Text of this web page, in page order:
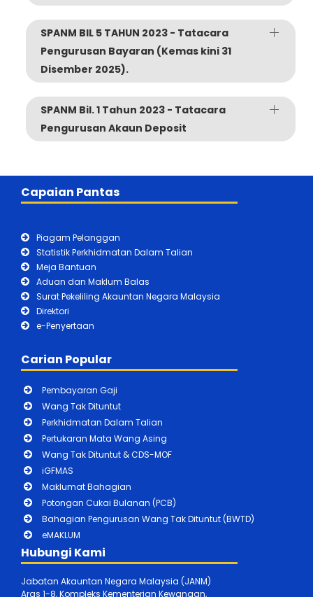
SPANM BIL 5 TAHUN 2023 - Tatacara
Pengurusan Bayaran (Kemas kini 31
Disember 2025).
SPANM Bil. 1 Tahun 2023 - Tatacara
Pengurusan Akaun Deposit
Capaian Pantas
Piagam Pelanggan
Statistik Perkhidmatan Dalam Talian
Meja Bantuan
Aduan dan Maklum Balas
Surat Pekeliling Akauntan Negara Malaysia
Direktori
e-Penyertaan
Carian Popular
Pembayaran Gaji
Wang Tak Dituntut
Perkhidmatan Dalam Talian
Pertukaran Mata Wang Asing
Wang Tak Dituntut & CDS-MOF
iGFMAS
Maklumat Bahagian
Potongan Cukai Bulanan (PCB)
Bahagian Pengurusan Wang Tak Dituntut (BWTD)
eMAKLUM
Hubungi Kami
Jabatan Akauntan Negara Malaysia (JANM)
Aras 1-8, Kompleks Kementerian Kewangan,